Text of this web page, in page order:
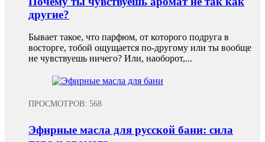
другие?
Бывает такое, что парфюм, от которого подруга в
восторге, тобой ощущается по-другому или ты вообще
не чувствуешь ничего? Или, наоборот,...
ПРОСМОТРОВ: 568
Эфирные масла для русской бани: сила